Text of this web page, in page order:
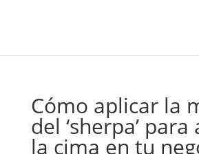
Cómo aplicar la
del ‘sherpa’
la cima en tu